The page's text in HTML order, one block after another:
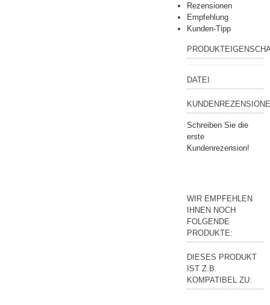
Rezensionen
Empfehlung
Kunden-Tipp
DATEI
Schreiben Sie die
erste
Kundenrezension!
WIR EMPFEHLEN
IHNEN NOCH
FOLGENDE
PRODUKTE:
DIESES PRODUKT
IST Z.B.
KOMPATIBEL ZU: